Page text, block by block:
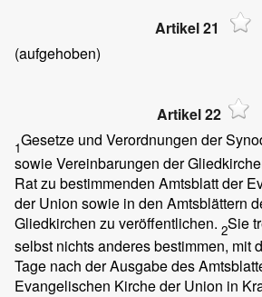
Artikel 21
(aufgehoben)
Artikel 22
1Gesetze und Verordnungen der
sowie Vereinbarungen der
Rat zu bestimmenden Amtsblatt der
der Union sowie in den Amtsblättern
Gliedkirchen zu veröffentlichen. 2Sie
selbst nichts anderes bestimmen, mit
Tage nach der Ausgabe des
Evangelischen Kirche der Union in